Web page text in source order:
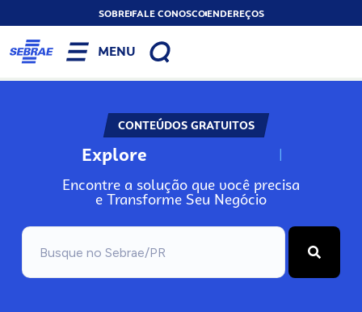
SOBREFALE CONOSCOENDEREÇOS
MENU
CONTEÚDOS GRATUITOS
Explore N
Encontre a solução que você precisa
e Transforme Seu Negócio